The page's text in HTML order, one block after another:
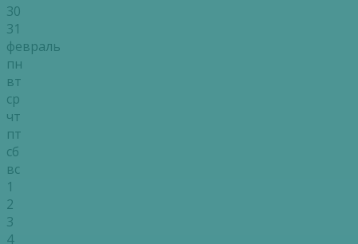
30
31
февраль
пн
вт
ср
чт
пт
сб
вс
1
2
3
4